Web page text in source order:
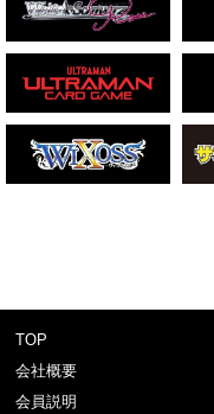
TOP
会社概要
会員説明